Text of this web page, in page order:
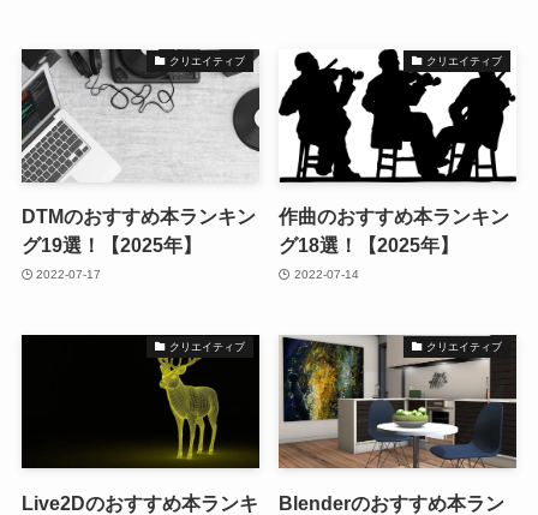
クリエイティブ
DTMのおすすめ本ランキン
グ19選！【2025年】
2022-07-17
クリエイティブ
作曲のおすすめ本ランキン
グ18選！【2025年】
2022-07-14
クリエイティブ
Live2Dのおすすめ本ランキ
クリエイティブ
Blenderのおすすめ本ラン